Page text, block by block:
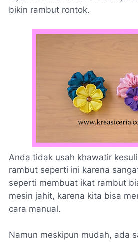
bikin rambut rontok.
Anda tidak usah khawatir
rambut seperti ini karena
seperti membuat ikat rambut
mesin jahit, karena kita bisa
cara manual.
Namun meskipun mudah, ada